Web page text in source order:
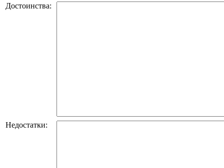
Достоинства:
Недостатки: